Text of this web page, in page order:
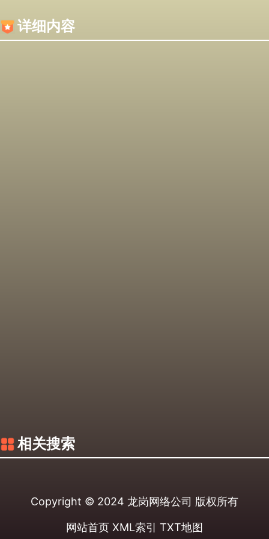
详细内容
相关搜索
Copyright © 2024 龙岗网络公司 版权所有
网站首页 XML索引 TXT地图